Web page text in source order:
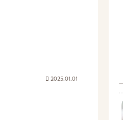
2025.01.01